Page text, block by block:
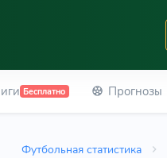
Бесплатно Прогнозы
Футбольная статистика